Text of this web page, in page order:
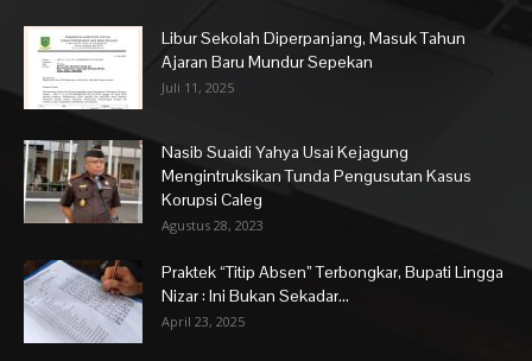
Libur Sekolah Diperpanjang, Masuk Tahun
Ajaran Baru Mundur Sepekan
Juli 11, 2025
Nasib Suaidi Yahya Usai Kejagung
Mengintruksikan Tunda Pengusutan Kasus
Korupsi Caleg
Agustus 28, 2023
Praktek “Titip Absen” Terbongkar, Bupati Lingga
Nizar : Ini Bukan Sekadar...
April 23, 2025